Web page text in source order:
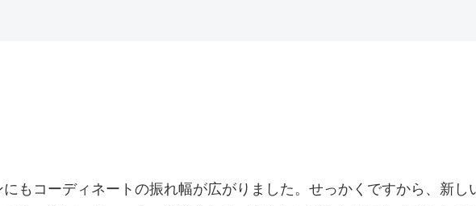
もコーディネートの振れ幅が広がりました。せっかくですから、新し